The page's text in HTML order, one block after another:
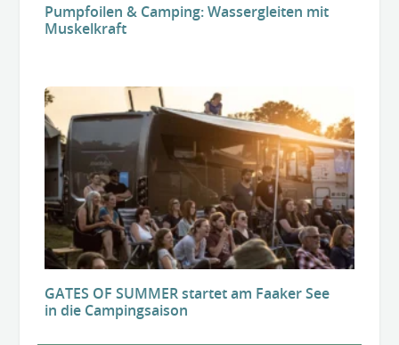
Pumpfoilen & Camping: Wassergleiten mit
Muskelkraft
GATES OF SUMMER startet am Faaker See
in die Campingsaison